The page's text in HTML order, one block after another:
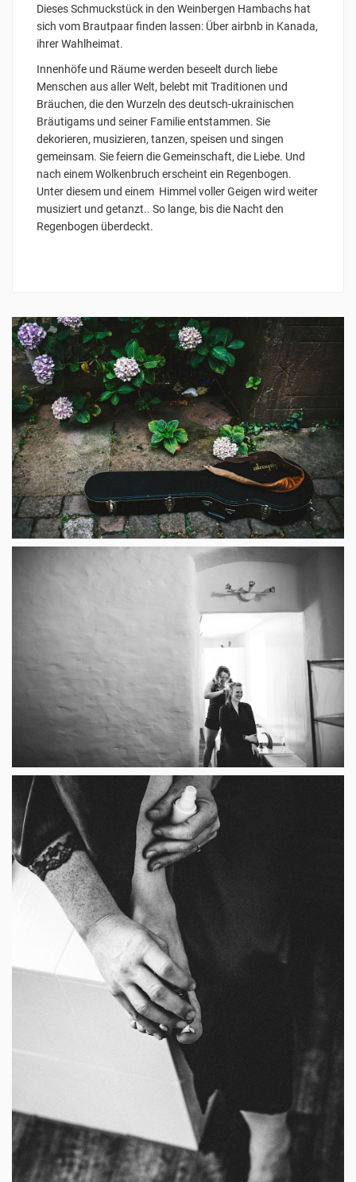
Dieses Schmuckstück in den Weinbergen Hambachs hat
sich vom Brautpaar finden lassen: Über airbnb in Kanada,
ihrer Wahlheimat.
Innenhöfe und Räume werden beseelt durch liebe
Menschen aus aller Welt, belebt mit Traditionen und
Bräuchen, die den Wurzeln des deutsch-ukrainischen
Bräutigams und seiner Familie entstammen. Sie
dekorieren, musizieren, tanzen, speisen und singen
gemeinsam. Sie feiern die Gemeinschaft, die Liebe. Und
nach einem Wolkenbruch erscheint ein Regenbogen.
Unter diesem und einem Himmel voller Geigen wird weiter
musiziert und getanzt.. So lange, bis die Nacht den
Regenbogen überdeckt.